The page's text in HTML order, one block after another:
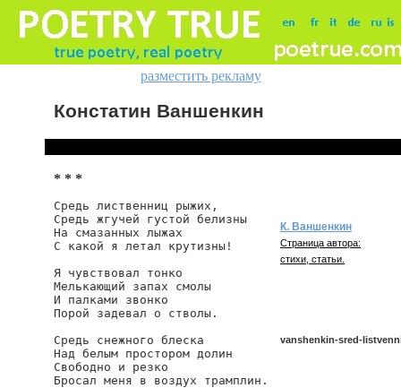
разместить рекламу
Констатин Ваншенкин
* * *
Средь лиственниц рыжих,
Средь жгучей густой белизны
На смазанных лыжах
С какой я летал крутизны!
Я чувствовал тонко
Мелькающий запах смолы
И палками звонко
Порой задевал о стволы.
Средь снежного блеска
Над белым простором долин
Свободно и резко
Бросал меня в воздух трамплин.
К. Ваншенкин
Страница автора:
стихи, статьи.
vanshenkin-sred-